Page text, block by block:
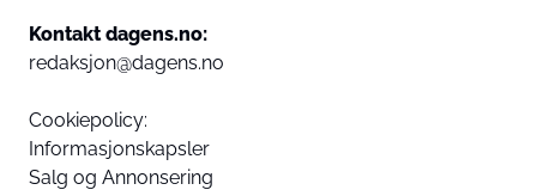
Kontakt dagens.no:
redaksjon@dagens.no
Cookiepolicy:
Informasjonskapsler
Salg og Annonsering